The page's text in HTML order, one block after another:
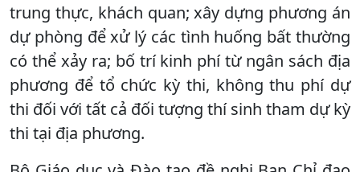
trung thực, khách quan; xây dựng phương án
dự phòng để xử lý các tình huống bất thường
có thể xảy ra; bố trí kinh phí từ ngân sách địa
phương để tổ chức kỳ thi, không thu phí dự
thi đối với tất cả đối tượng thí sinh tham dự kỳ
thi tại địa phương.